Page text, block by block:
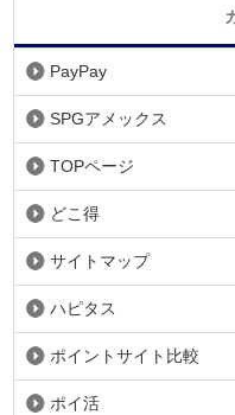
PayPay
SPGアメックス
TOPページ
どこ得
サイトマップ
ハピタス
ポイントサイト比較
ポイ活